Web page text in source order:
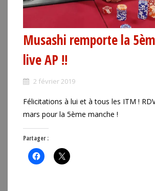
Musashi remporte la
live AP !!
2 février 2019
Félicitations à lui et à tous les ITM !
mars pour la 5ème manche !
Partager :